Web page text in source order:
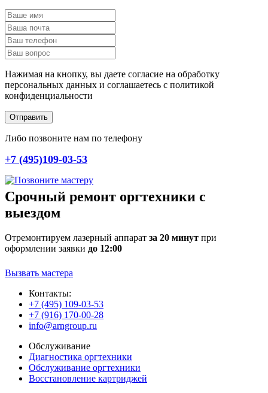
Нажимая на кнопку, вы даете согласие на обработку
персональных данных и соглашаетесь c политикой
конфиденциальности
Отправить
Либо позвоните нам по телефону
+7 (495)109-03-53
Срочный ремонт оргтехники с
выездом
Отремонтируем лазерный аппарат за 20 минут при
оформлении заявки до 12:00
Вызвать мастера
Контакты:
+7 (495) 109-03-53
+7 (916) 170-00-28
info@arngroup.ru
Обслуживание
Диагностика оргтехники
Обслуживание оргтехники
Восстановление картриджей